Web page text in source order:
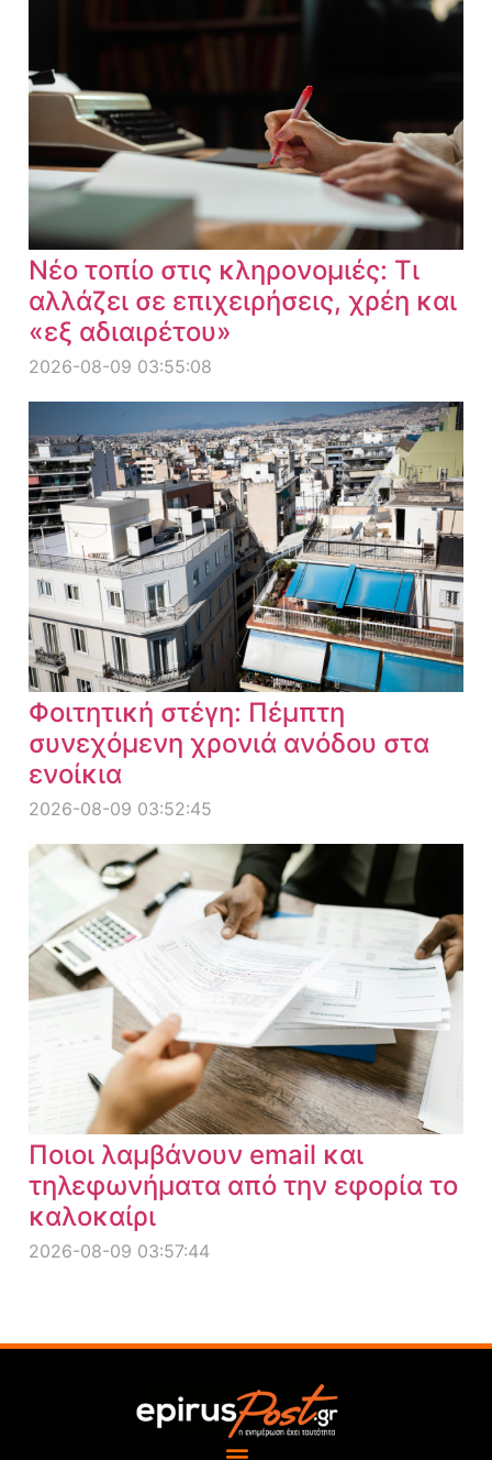
Νέο τοπίο στις κληρονομιές: Τι
αλλάζει σε επιχειρήσεις, χρέη και
«εξ αδιαιρέτου»
2026-08-09 03:55:08
Φοιτητική στέγη: Πέμπτη
συνεχόμενη χρονιά ανόδου στα
ενοίκια
2026-08-09 03:52:45
Ποιοι λαμβάνουν email και
τηλεφωνήματα από την εφορία το
καλοκαίρι
2026-08-09 03:57:44